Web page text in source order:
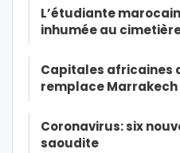
L’étudiante
inhumée au
Capitales africaines
remplace
Coronavirus: six
saoudite